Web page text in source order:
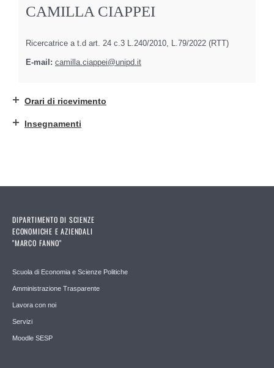
CAMILLA CIAPPEI
Ricercatrice a t.d art. 24 c.3 L.240/2010, L.79/2022 (RTT)
E-mail: camilla.ciappei@unipd.it
Orari di ricevimento
Insegnamenti
DIPARTIMENTO DI SCIENZE
ECONOMICHE E AZIENDALI
"MARCO FANNO"
Scuola di Economia e Scienze Politiche
Amministrazione Trasparente
Lavora con noi
Servizi
Moodle SESP